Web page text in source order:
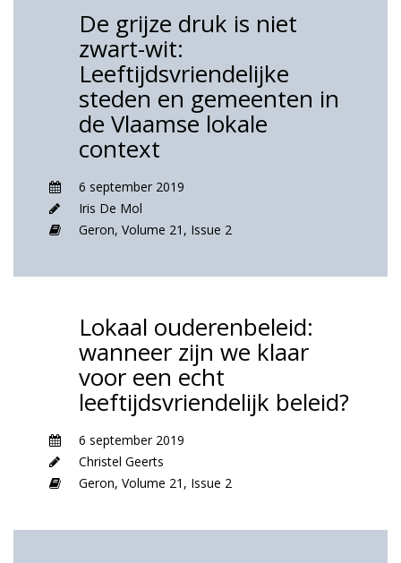
De grijze druk is niet
zwart-wit:
Leeftijdsvriendelijke
steden en gemeenten in
de Vlaamse lokale
context
6 september 2019
Iris De Mol
Geron, Volume 21, Issue 2
Lokaal ouderenbeleid:
wanneer zijn we klaar
voor een echt
leeftijdsvriendelijk beleid?
6 september 2019
Christel Geerts
Geron, Volume 21, Issue 2